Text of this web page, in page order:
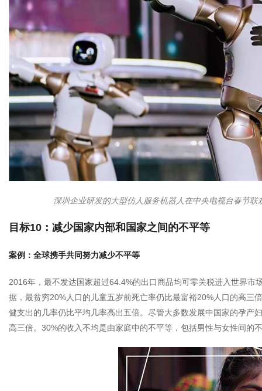
深圳企业研发的大型仿人服务机器人在中央电视台春节
目标10：减少国家内部和国家之间的不平等
案例：全球携手共同努力减少不平等
2016年，最不发达国家超过64.4%的出口商品均可零关税进入世界
据，最贫穷20%人口的儿童五岁前死亡率仍比最富裕20%人口的高三
健支出的几率仍比平均几率高出五倍。尽管大多数发展中国家的孕产
高三倍。30%的收入不均是由家庭中的不平等，包括男性与女性间的